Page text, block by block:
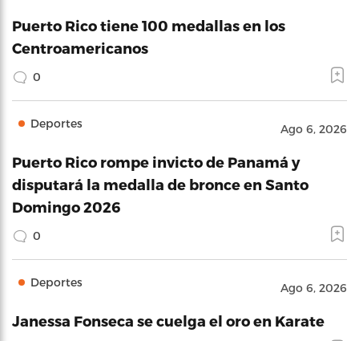
Puerto Rico tiene 100 medallas en los
Centroamericanos
0
Deportes Ago 6, 2026
Puerto Rico rompe invicto de Panamá y
disputará la medalla de bronce en Santo
Domingo 2026
0
Deportes Ago 6, 2026
Janessa Fonseca se cuelga el oro en Karate